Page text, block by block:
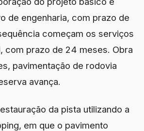
de engenharia, com prazo de
começam os serviços
com prazo de 24 meses. Obra
pavimentação de rodovia
avança.
da pista utilizando a
em que o pavimento